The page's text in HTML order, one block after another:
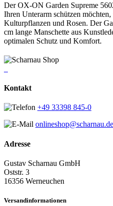
Der OX-ON Garden Supreme
Ihren Unterarm schützen
Kulturpflanzen und Rosen. Der
cm lange Manschette aus
optimalen Schutz und Komfort.
Kontakt
+49 33398 845-0
onlineshop@scharnau.de
Adresse
Gustav Scharnau GmbH
Oststr. 3
16356 Werneuchen
Versandinformationen